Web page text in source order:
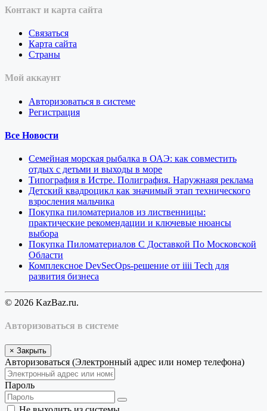
Контакт и карта сайта
Связаться
Карта сайта
Страны
Мой аккаунт
Авторизоваться в системе
Регистрация
Все Новости
Семейная морская рыбалка в ОАЭ: как совместить
отдых с детьми и выходы в море
Типография в Истре. Полиграфия. Наружнаяя реклама
Детский квадроцикл как значимый этап технического
взросления мальчика
Покупка пиломатериалов из лиственницы:
практические рекомендации и ключевые нюансы
выбора
Покупка Пиломатериалов С Доставкой По Московской
Области
Комплексное DevSecOps-решение от iiii Tech для
развития бизнеса
© 2026 KazBaz.ru.
Авторизоваться в системе
× Закрыть
Авторизоваться (Электронный адрес или номер телефона)
Пароль